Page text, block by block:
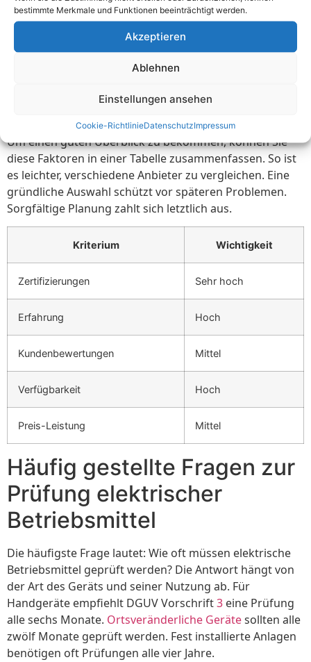
bestimmte Merkmale und Funktionen beeinträchtigt werden.
Akzeptieren
Ablehnen
Einstellungen ansehen
Cookie-RichtlinieDatenschutzImpressum
Vorteil. Erreichbarkeit und Reaktionszeit können Sie in
einem Gespräch klären.
Preis-Leistungs-Verhältnis spielt ebenfalls eine große
Rolle. Billig ist nicht immer besser. Qualität hat ihren
stellt transparente Kostenpläne zur Verfügung. Diese
Um einen guten Überblick zu bekommen, können Sie
diese Faktoren in einer Tabelle zusammenfassen. So ist
es leichter, verschiedene Anbieter zu vergleichen. Eine
gründliche Auswahl schützt vor späteren Problemen.
Sorgfältige Planung zahlt sich letztlich aus.
Kriterium Wichtigkeit
Zertifizierungen Sehr hoch
Erfahrung Hoch
Kundenbewertungen Mittel
Verfügbarkeit Hoch
Preis-Leistung Mittel
Häufig gestellte Fragen zur
Prüfung elektrischer
Betriebsmittel
Die häufigste Frage lautet: Wie oft müssen elektrische
Betriebsmittel geprüft werden? Die Antwort hängt von
der Art des Geräts und seiner Nutzung ab. Für
Handgeräte empfiehlt DGUV Vorschrift3 eine Prüfung
alle sechs Monate. Ortsveränderliche Gerätesollten alle
zwölf Monate geprüft werden. Fest installierte Anlagen
benötigen oft Prüfungen alle vier Jahre.